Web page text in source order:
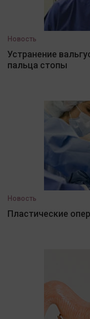
Новость
Устранение
пальца стопы
Новость
Пластические